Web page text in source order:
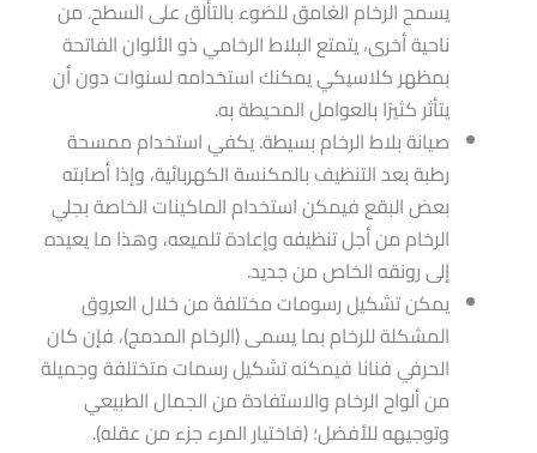
يسمح الرخام الغامق للضوء بالتألق على السطح. من
ناحية أخرى، يتمتع البلاط الرخامي ذو الألوان الفاتحة
بمظهر كلاسيكي يمكنك استخدامه لسنوات دون أن
يتأثر كثيرًا بالعوامل المحيطة به.
صيانة بلاط الرخام بسيطة. يكفي استخدام ممسحة
رطبة بعد التنظيف بالمكنسة الكهربائية، وإذا أصابته
بعض البقع فيمكن استخدام الماكينات الخاصة بجلي
الرخام من أجل تنظيفه وإعادة تلميعه، وهذا ما يعيده
إلى رونقه الخاص من جديد.
يمكن تشكيل رسومات مختلفة من خلال العروق
المشكلة للرخام بما يسمى (الرخام المدمج)، فإن كان
الحرفي فنانا فيمكنه تشكيل رسمات متختلفة وجميلة
من ألواح الرخام والاستفادة من الجمال الطبيعي
وتوجيهه للأفضل؛ (فاختيار المرء جزء من عقله).